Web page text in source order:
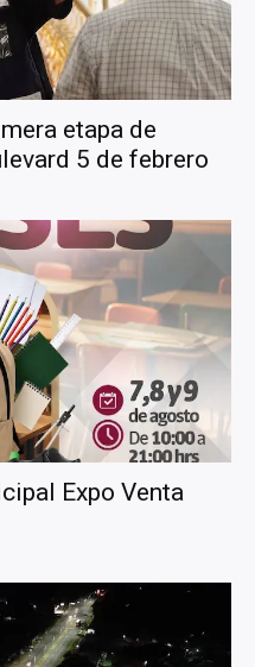
etapa de
5 de febrero
Expo Venta